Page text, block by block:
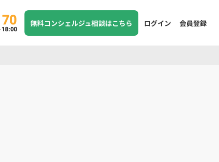
18:00
無料コンシェルジュ相談はこちら ログイン 会員登録